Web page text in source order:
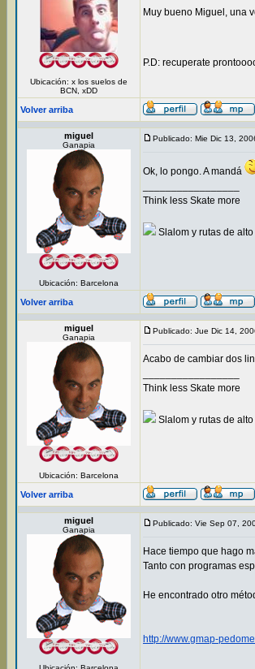
Ubicación: x los suelos de
BCN, xDD
Muy bueno Miguel, una
P.D: recuperate
Volver arriba
miguel
Ganapia
Ubicación: Barcelona
Publicado: Mie Dic 13,
Ok, lo pongo. A mandá
Think less Skate more
Slalom y rutas de
Volver arriba
miguel
Ganapia
Ubicación: Barcelona
Publicado: Jue Dic 14,
Acabo de cambiar dos
Think less Skate more
Slalom y rutas de
Volver arriba
miguel
Ganapia
Publicado: Vie Sep 07,
Hace tiempo que hago
Tanto con programas
He encontrado otro
http://www.gmap-